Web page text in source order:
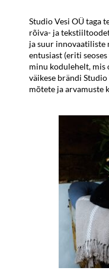
Studio Vesi OÜ taga
rõiva- ja
ja suur innovaatiliste
entusiast (eriti
minu kodulehelt, mis
väikese brändi
mõtete ja arvamuste